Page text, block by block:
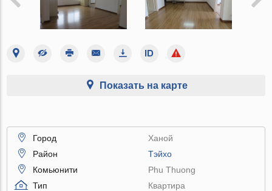
Показать на карте
Город
Ханой
Район
Тэйхо
Комьюнити
Phu Thuong
Тип
Квартира